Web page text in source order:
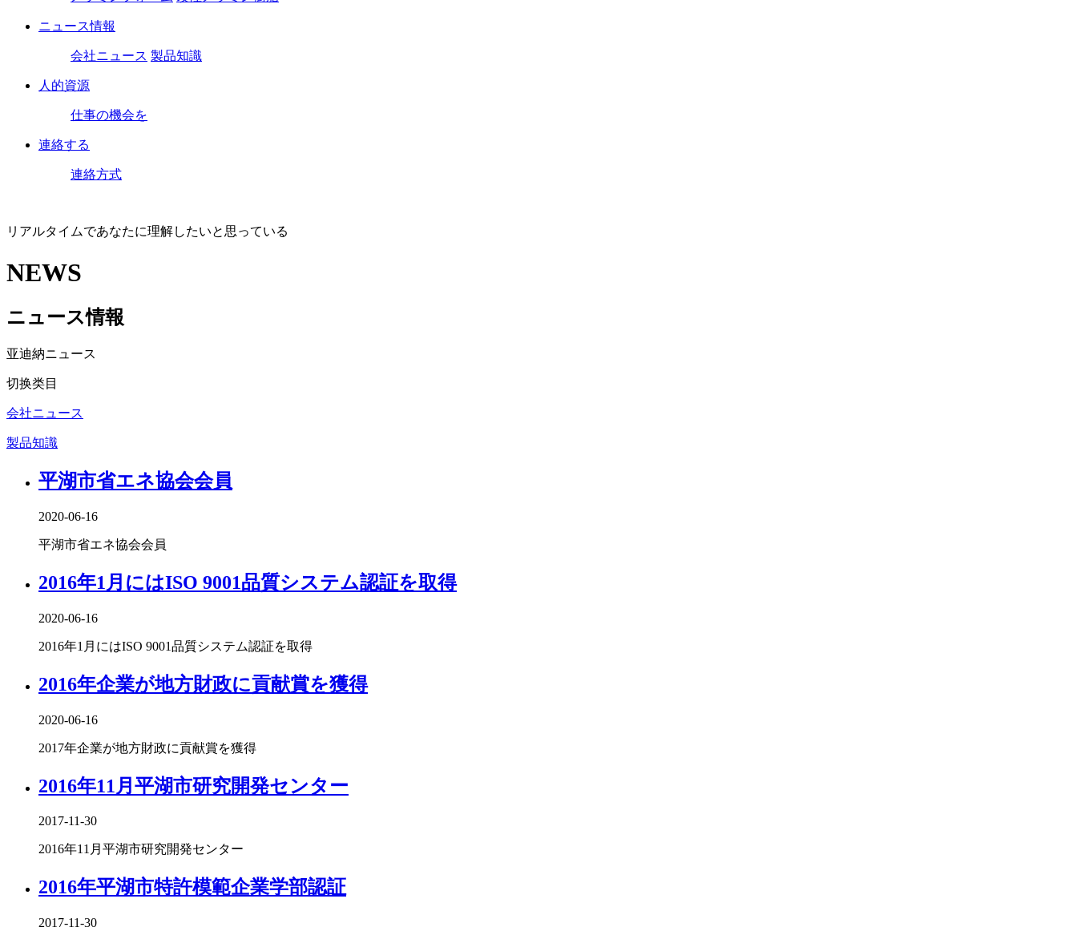
ニュース情報
会社ニュース 製品知識
人的資源
仕事の機会を
連絡する
連絡方式
リアルタイムであなたに理解したいと思っている
NEWS
ニュース情報
亚迪納ニュース
切换类目
会社ニュース
製品知識
平湖市省エネ協会会員
2020-06-16
平湖市省エネ協会会員
2016年1月にはISO 9001品質システム認証を取得
2020-06-16
2016年1月にはISO 9001品質システム認証を取得
2016年企業が地方財政に貢献賞を獲得
2020-06-16
2017年企業が地方財政に貢献賞を獲得
2016年11月平湖市研究開発センター
2017-11-30
2016年11月平湖市研究開発センター
2016年平湖市特許模範企業学部認証
2017-11-30